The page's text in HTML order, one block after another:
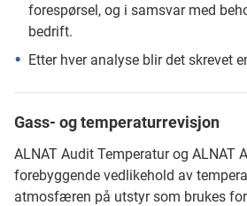
forespørsel, og i samsvar med
bedrift.
Etter hver analyse blir det skrevet
Gass- og temperaturrevisjon
ALNAT Audit Temperatur og ALNAT
forebyggende vedlikehold av
atmosfæren på utstyr som brukes